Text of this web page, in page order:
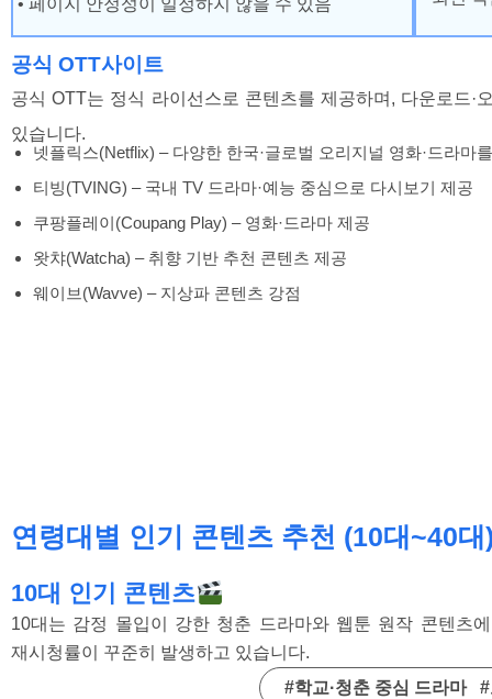
• 페이지 안정성이 일정하지 않을 수 있음
공식 OTT사이트
공식 OTT는 정식 라이선스로 콘텐츠를 제공하며, 다운로드
있습니다.
넷플릭스(Netflix) – 다양한 한국·글로벌 오리지널 영화·드라마
티빙(TVING) – 국내 TV 드라마·예능 중심으로 다시보기 제공
쿠팡플레이(Coupang Play) – 영화·드라마 제공
왓챠(Watcha) – 취향 기반 추천 콘텐츠 제공
웨이브(Wavve) – 지상파 콘텐츠 강점
연령대별 인기 콘텐츠 추천 (10대~40대
10대 인기 콘텐츠
10대는 감정 몰입이 강한 청춘 드라마와 웹툰 원작 콘텐츠
재시청률이 꾸준히 발생하고 있습니다.
#학교·청춘 중심 드라마